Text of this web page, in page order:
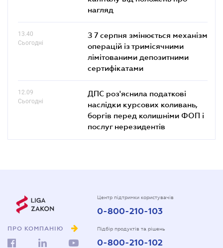
нагляд
13.40
Сьогодні
З 7 серпня змінюється механізм
операцій із тримісячними
лімітованими депозитними
сертифікатами
12.09
Сьогодні
ДПС роз'яснила податкові
наслідки курсових коливань,
боргів перед колишніми ФОП і
послуг нерезидентів
ПРО КОМПАНІЮ
Центр підтримки користувачів
0-800-210-103
Підбір продуктів та рішень
0-800-210-102